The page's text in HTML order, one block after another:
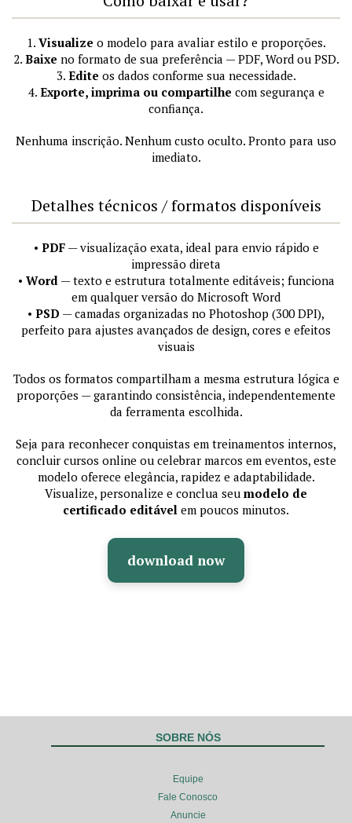
1. Visualize o modelo para avaliar estilo e proporções.
2. Baixe no formato de sua preferência — PDF, Word ou PSD.
3. Edite os dados conforme sua necessidade.
4. Exporte, imprima ou compartilhe com segurança e
confiança.
Nenhuma inscrição. Nenhum custo oculto. Pronto para uso
imediato.
Detalhes técnicos / formatos disponíveis
• PDF— visualização exata, ideal para envio rápido e
impressão direta
• Word — texto e estrutura totalmente editáveis; funciona
em qualquer versão do Microsoft Word
• PSD — camadas organizadas no Photoshop (300 DPI),
perfeito para ajustes avançados de design, cores e efeitos
visuais
Todos os formatos compartilham a mesma estrutura lógica e
proporções — garantindo consistência, independentemente
da ferramenta escolhida.
Seja para reconhecer conquistas em treinamentos internos,
concluir cursos online ou celebrar marcos em eventos, este
modelo oferece elegância, rapidez e adaptabilidade.
Visualize, personalize e conclua seu modelo de
certificado editável em poucos minutos.
download now
SOBRE NÓS
Equipe
Fale Conosco
Anuncie